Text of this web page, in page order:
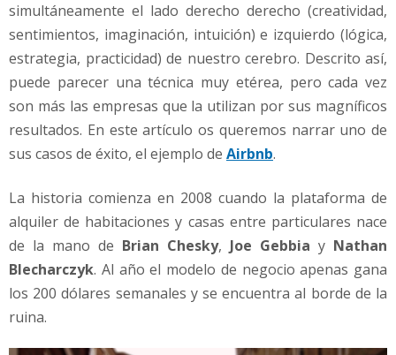
simultáneamente el lado derecho derecho (creatividad,
sentimientos, imaginación, intuición) e izquierdo (lógica,
estrategia, practicidad) de nuestro cerebro. Descrito así,
puede parecer una técnica muy etérea, pero cada vez
son más las empresas que la utilizan por sus magníficos
resultados. En este artículo os queremos narrar uno de
sus casos de éxito, el ejemplo de Airbnb.
La historia comienza en 2008 cuando la plataforma de
alquiler de habitaciones y casas entre particulares nace
de la mano de Brian Chesky, Joe Gebbia y Nathan
Blecharczyk. Al año el modelo de negocio apenas gana
los 200 dólares semanales y se encuentra al borde de la
ruina.